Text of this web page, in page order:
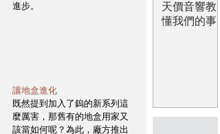
進步。
讓地盒進化
既然提到加入了鎢的新系列這
麼厲害，那舊有的地盒用家又
該當如何呢？為此，廠方推出
天價音響教
懂我們的事